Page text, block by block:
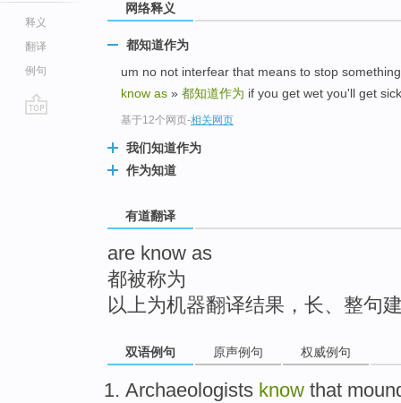
释义
翻译
例句
网络释义
都知道作为
um no not interfear that means to stop
know as » 都知道作为 if you get wet you'll get
基于12个网页-相关网页
我们知道作为
作为知道
有道翻译
are know as
都被称为
以上为机器翻译结果，长、整句
双语例句 原声例句 权威例句
Archaeologists know that